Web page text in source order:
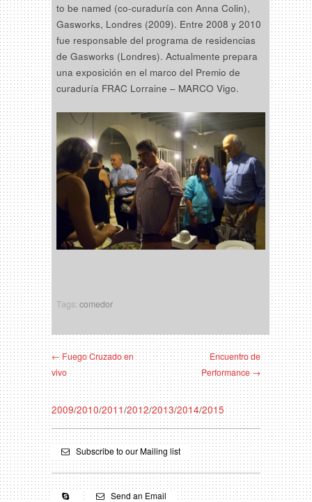
to be named (co-curaduría con Anna Colin),
Gasworks, Londres (2009). Entre 2008 y 2010
fue responsable del programa de residencias
de Gasworks (Londres). Actualmente prepara
una exposición en el marco del Premio de
curaduría FRAC Lorraine – MARCO Vigo.
Tags: comedor
← Fuego Cruzado en
vivo
Encuentro de
Performance →
2009/2010/2011/2012/2013/2014/2015
Subscribe to our Mailing list
Send an Email